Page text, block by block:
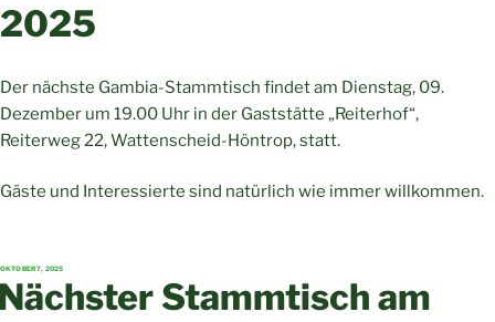
2025
Der nächste Gambia-Stammtisch findet am Dienstag, 09.
Dezember um 19.00 Uhr in der Gaststätte „Reiterhof“,
Reiterweg 22, Wattenscheid-Höntrop, statt.
Gäste und Interessierte sind natürlich wie immer willkommen.
VERÖFFENTLICHT
OKTOBER 7, 2025
Stammtisch am